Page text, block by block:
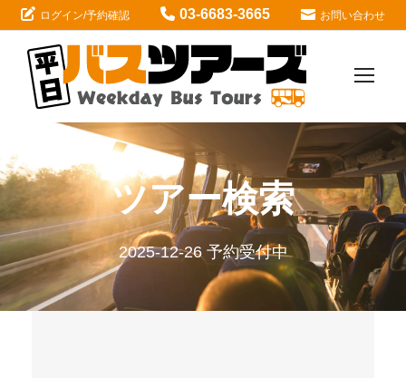
ログイン/予約確認 03-6683-3665 お問い合わせ
ツアー検索
2025-12-26 予約受付中